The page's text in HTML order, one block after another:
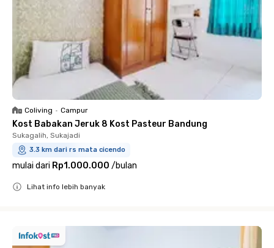
Coliving • Campur
Kost Babakan Jeruk 8 Kost Pasteur Bandung
Sukagalih, Sukajadi
3.3 km dari rs mata cicendo
mulai dari Rp1.000.000 /bulan
Lihat info lebih banyak